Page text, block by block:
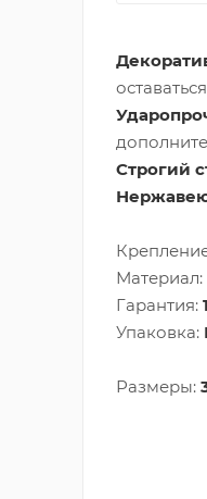
Строгий
Материал:
Гарантия:
Упаковка:
Размеры: